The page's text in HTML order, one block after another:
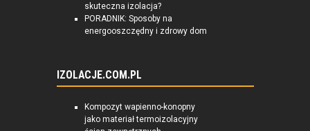
skuteczna izolacja?
PORADNIK: Sposoby na
energooszczędny i zdrowy dom
IZOLACJE.COM.PL
Kompozyt wapienno-konopny
jako materiał termoizolacyjny